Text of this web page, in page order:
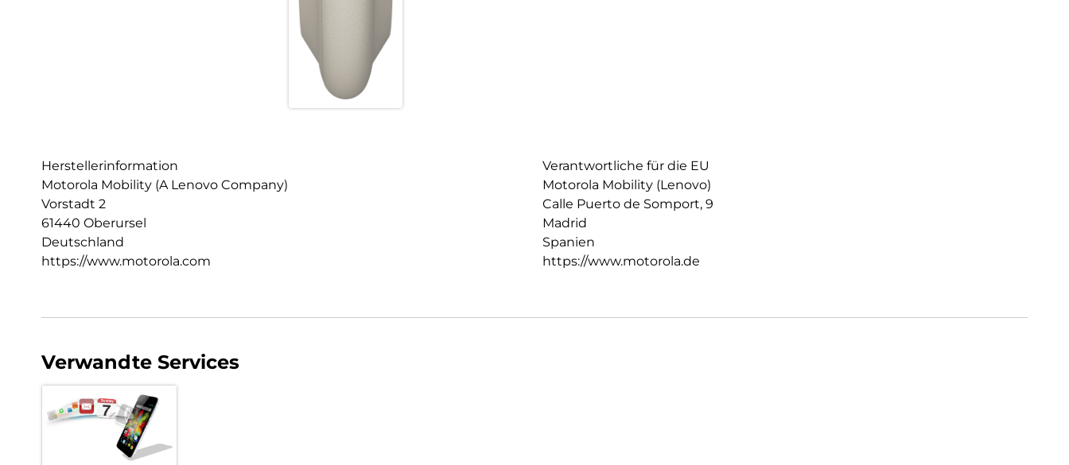
Herstellerinformation
Motorola Mobility (A Lenovo Company)
Vorstadt 2
61440 Oberursel
Deutschland
https://www.motorola.com
Verantwortliche für die EU
Motorola Mobility (Lenovo)
Calle Puerto de Somport, 9
Madrid
Spanien
https://www.motorola.de
Verwandte Services